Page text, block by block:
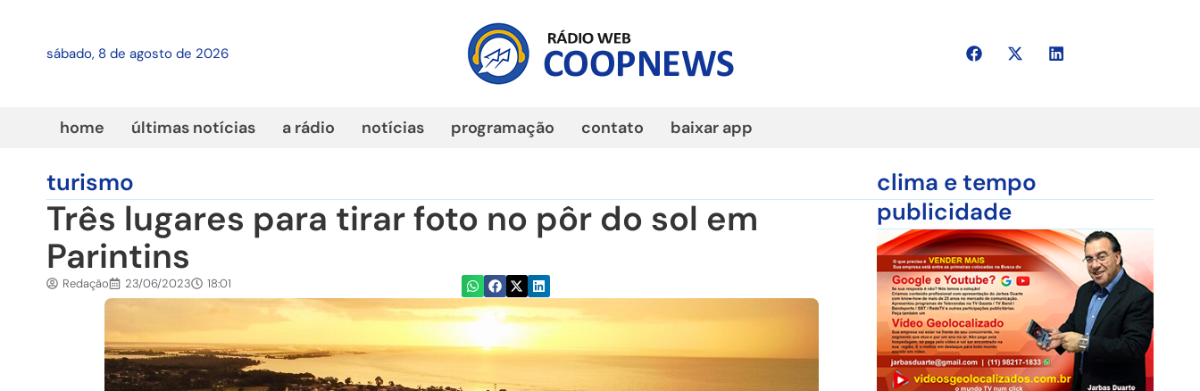
sábado, 8 de agosto de 2026
home últimas notícias a rádio notícias programação contato baixar app
turismo
Três lugares para tirar foto no pôr do sol em
Parintins
Redação 23/06/2023 18:01
clima e tempo
publicidade